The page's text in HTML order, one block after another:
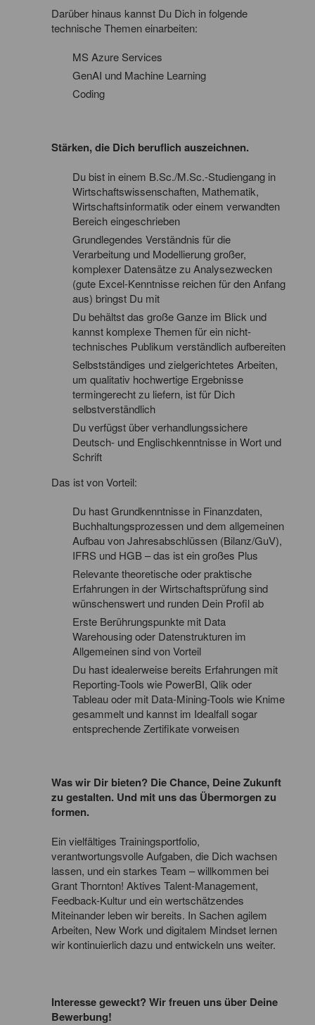
Darüber hinaus kannst Du Dich in folgende
technische Themen einarbeiten:
MS Azure Services
GenAI und Machine Learning
Coding
Stärken, die Dich beruflich auszeichnen.
Du bist in einem B.Sc./M.Sc.-Studiengang in
Wirtschaftswissenschaften, Mathematik,
Wirtschaftsinformatik oder einem verwandten
Bereich eingeschrieben
Grundlegendes Verständnis für die
Verarbeitung und Modellierung großer,
komplexer Datensätze zu Analysezwecken
(gute Excel-Kenntnisse reichen für den Anfang
aus) bringst Du mit
Du behältst das große Ganze im Blick und
kannst komplexe Themen für ein nicht-
technisches Publikum verständlich aufbereiten
Selbstständiges und zielgerichtetes Arbeiten,
um qualitativ hochwertige Ergebnisse
termingerecht zu liefern, ist für Dich
selbstverständlich
Du verfügst über verhandlungssichere
Deutsch- und Englischkenntnisse in Wort und
Schrift
Das ist von Vorteil:
Du hast Grundkenntnisse in Finanzdaten,
Buchhaltungsprozessen und dem allgemeinen
Aufbau von Jahresabschlüssen (Bilanz/GuV),
IFRS und HGB – das ist ein großes Plus
Relevante theoretische oder praktische
Erfahrungen in der Wirtschaftsprüfung sind
wünschenswert und runden Dein Profil ab
Erste Berührungspunkte mit Data
Warehousing oder Datenstrukturen im
Allgemeinen sind von Vorteil
Du hast idealerweise bereits Erfahrungen mit
Reporting-Tools wie PowerBI, Qlik oder
Tableau oder mit Data-Mining-Tools wie Knime
gesammelt und kannst im Idealfall sogar
entsprechende Zertifikate vorweisen
Was wir Dir bieten? Die Chance, Deine Zukunft
zu gestalten. Und mit uns das Übermorgen zu
formen.
Ein vielfältiges Trainingsportfolio,
verantwortungsvolle Aufgaben, die Dich wachsen
lassen, und ein starkes Team – willkommen bei
Grant Thornton! Aktives Talent-Management,
Feedback-Kultur und ein wertschätzendes
Miteinander leben wir bereits. In Sachen agilem
Arbeiten, New Work und digitalem Mindset lernen
wir kontinuierlich dazu und entwickeln uns weiter.
Interesse geweckt? Wir freuen uns über Deine
Bewerbung!